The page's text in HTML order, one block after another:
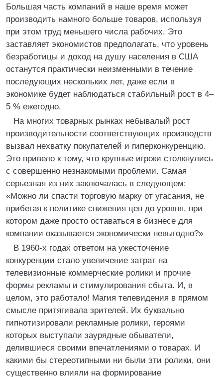
Большая часть компаний в наше время может
производить намного больше товаров, используя
при этом труд меньшего числа рабочих. Это
заставляет экономистов предполагать, что уровень
безработицы и доход на душу населения в США
останутся практически неизменными в течение
последующих нескольких лет, даже если в
экономике будет наблюдаться стабильный рост в 4–
5 % ежегодно.
На многих товарных рынках небывалый рост
производительности соответствующих производств
вызвал нехватку покупателей и гиперконкуренцию.
Это привело к тому, что крупные игроки столкнулись
с совершенно незнакомыми проблеми. Самая
серьезная из них заключалась в следующем:
«Можно ли спасти торговую марку от угасания, не
прибегая к политике снижения цен до уровня, при
котором даже просто оставаться в бизнесе для
компании оказывается экономически невыгодно?»
В 1960-х годах ответом на ужесточение
конкуренции стало увеличение затрат на
телевизионные коммерческие ролики и прочие
формы рекламы и стимулирования сбыта. И, в
целом, это работало! Магия телевидения в прямом
смысле притягивала зрителей. Их буквально
гипнотизировали рекламные ролики, героями
которых выступали заурядные обыватели,
делившиеся своими впечатлениями о товарах. И
какими бы стереотипными ни были эти ролики, они
существенно влияли на формирование